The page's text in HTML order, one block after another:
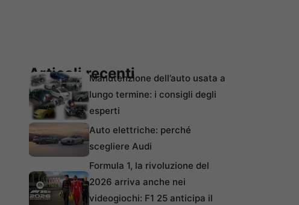
Articoli recentiManutenzione dell’auto usata a
lungo termine: i consigli degli
esperti
Auto elettriche: perché
scegliere Audi
Formula 1, la rivoluzione del
2026 arriva anche nei
videogiochi: F1 25 anticipa il